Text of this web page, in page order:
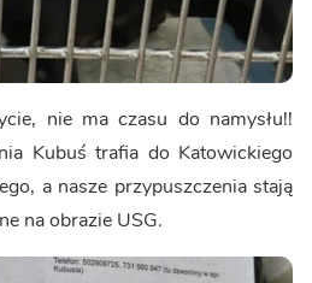
nie ma czasu do namysłu!!
Kubuś trafia do Katowickiego
a nasze przypuszczenia stają
na obrazie USG.